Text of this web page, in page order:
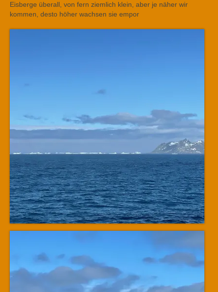
Eisberge überall, von fern ziemlich klein, aber je näher wir
kommen, desto höher wachsen sie empor